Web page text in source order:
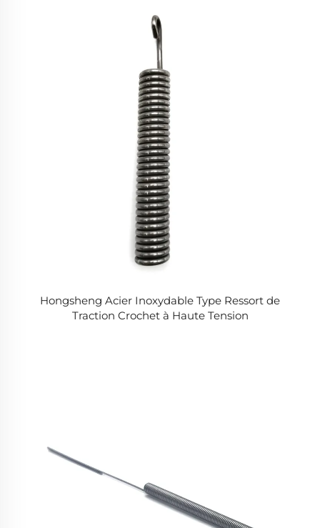
Hongsheng Acier Inoxydable Type Ressort de
Traction Crochet à Haute Tension